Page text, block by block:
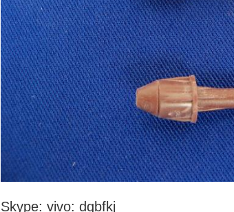
Skype: vivo: dgbfkj